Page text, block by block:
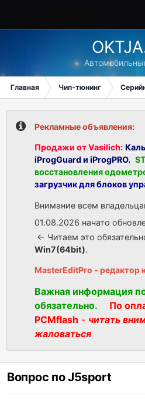
Главная Чип-тюнинг
Рекламные объявления:
Продажи от Vasilich:
iProgGuard и iProgPRO.
восстановления
загрузчик для блоков
Внимание всем
01.08.2026 начато
<- Читаем это
Win7(64bit).
MasterEditPro - редактор
Важная информация
обязательно.
По
PCMflash - читать
жаловаться
Вопрос по J5sport